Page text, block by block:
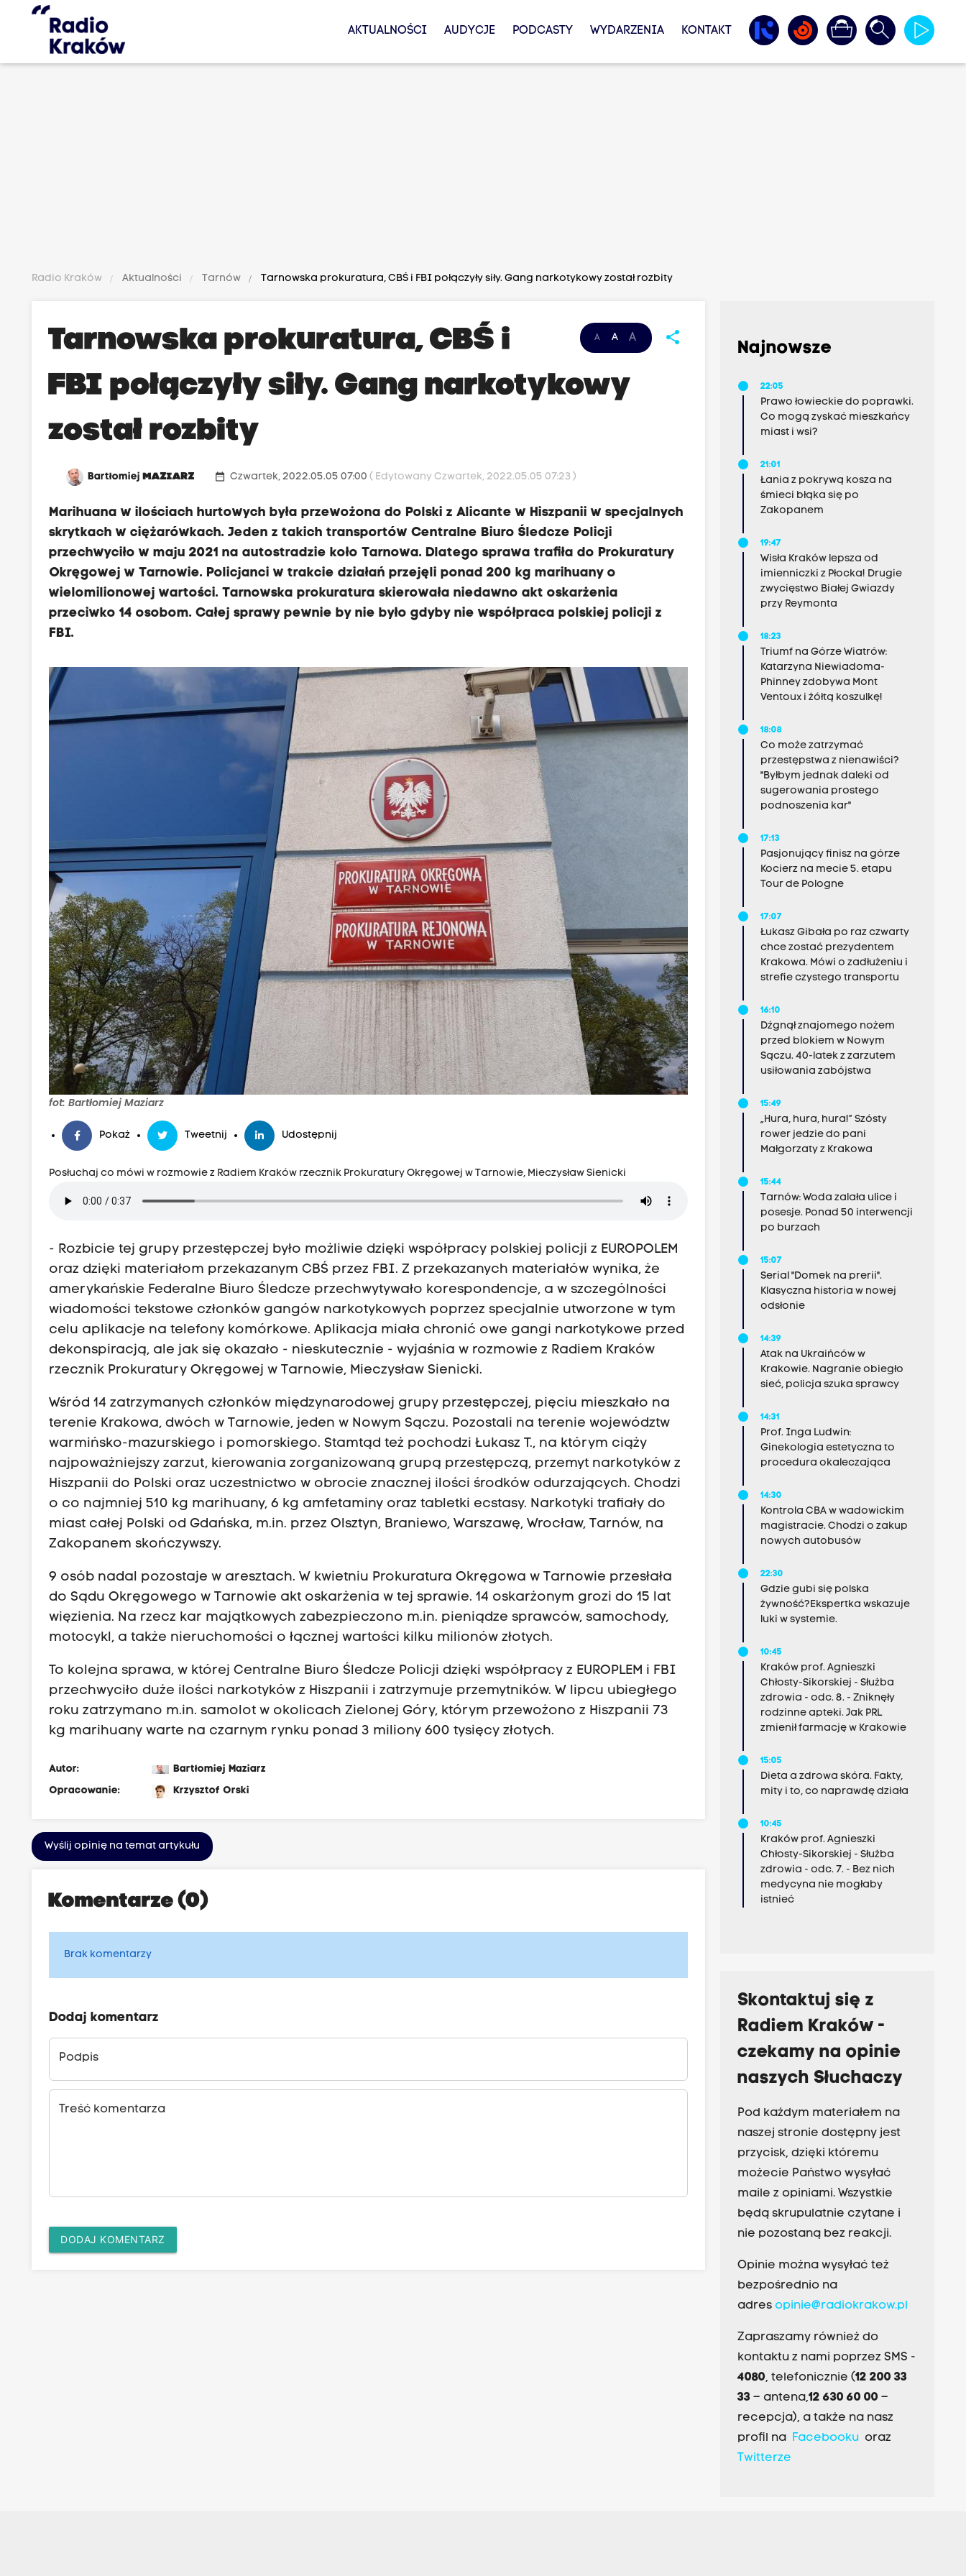
AKTUALNOŚCI AUDYCJE PODCASTY WYDARZENIA KONTAKT
Radio Kraków Aktualności Tarnów Tarnowska prokuratura, CBŚ i FBI połączyły siły. Gang narkotykowy został rozbity
A A A share
Tarnowska prokuratura, CBŚ i
FBI połączyły siły. Gang narkotykowy
został rozbity
BartłomiejMAZIARZ date_range Czwartek, 2022.05.05 07:00( Edytowany Czwartek, 2022.05.05 07:23 )
Marihuana w ilościach hurtowych była przewożona do Polski z Alicante w Hiszpanii w specjalnych
skrytkach w ciężarówkach. Jeden z takich transportów Centralne Biuro Śledcze Policji
przechwyciło w maju 2021 na autostradzie koło Tarnowa. Dlatego sprawa trafiła do Prokuratury
Okręgowej w Tarnowie. Policjanci w trakcie działań przejęli ponad 200 kg marihuany o
wielomilionowej wartości. Tarnowska prokuratura skierowała niedawno akt oskarżenia
przeciwko 14 osobom. Całej sprawy pewnie by nie było gdyby nie współpraca polskiej policji z
FBI.
fot: Bartłomiej Maziarz
Pokaż Tweetnij Udostępnij
Posłuchaj co mówi w rozmowie z Radiem Kraków rzecznik Prokuratury Okręgowej w Tarnowie, Mieczysław Sienicki
- Rozbicie tej grupy przestępczej było możliwie dzięki współpracy polskiej policji z EUROPOLEM
oraz dzięki materiałom przekazanym CBŚ przez FBI. Z przekazanych materiałów wynika, że
amerykańskie Federalne Biuro Śledcze przechwytywało korespondencje, a w szczególności
wiadomości tekstowe członków gangów narkotykowych poprzez specjalnie utworzone w tym
celu aplikacje na telefony komórkowe. Aplikacja miała chronić owe gangi narkotykowe przed
dekonspiracją, ale jak się okazało - nieskutecznie - wyjaśnia w rozmowie z Radiem Kraków
rzecznik Prokuratury Okręgowej w Tarnowie, Mieczysław Sienicki.
Wśród 14 zatrzymanych członków międzynarodowej grupy przestępczej, pięciu mieszkało na
terenie Krakowa, dwóch w Tarnowie, jeden w Nowym Sączu. Pozostali na terenie województw
warmińsko-mazurskiego i pomorskiego. Stamtąd też pochodzi Łukasz T., na którym ciąży
najpoważniejszy zarzut, kierowania zorganizowaną grupą przestępczą, przemyt narkotyków z
Hiszpanii do Polski oraz uczestnictwo w obrocie znacznej ilości środków odurzających. Chodzi
o co najmniej 510 kg marihuany, 6 kg amfetaminy oraz tabletki ecstasy. Narkotyki trafiały do
miast całej Polski od Gdańska, m.in. przez Olsztyn, Braniewo, Warszawę, Wrocław, Tarnów, na
Zakopanem skończywszy.
9 osób nadal pozostaje w aresztach. W kwietniu Prokuratura Okręgowa w Tarnowie przesłała
do Sądu Okręgowego w Tarnowie akt oskarżenia w tej sprawie. 14 oskarżonym grozi do 15 lat
więzienia. Na rzecz kar majątkowych zabezpieczono m.in. pieniądze sprawców, samochody,
motocykl, a także nieruchomości o łącznej wartości kilku milionów złotych.
To kolejna sprawa, w której Centralne Biuro Śledcze Policji dzięki współpracy z EUROPLEM i FBI
przechwyciło duże ilości narkotyków z Hiszpanii i zatrzymuje przemytników. W lipcu ubiegłego
roku zatrzymano m.in. samolot w okolicach Zielonej Góry, którym przewożono z Hiszpanii 73
kg marihuany warte na czarnym rynku ponad 3 miliony 600 tysięcy złotych.
Autor:
Bartłomiej Maziarz
Opracowanie:
Krzysztof Orski
Wyślij opinię na temat artykułu
Komentarze (0)
Brak komentarzy
Dodaj komentarz
Podpis
Treść komentarza
DODAJ KOMENTARZ
Najnowsze
22:05
Prawo łowieckie do poprawki.
Co mogą zyskać mieszkańcy
miast i wsi?
21:01
Łania z pokrywą kosza na
śmieci błąka się po
Zakopanem
19:47
Wisła Kraków lepsza od
imienniczki z Płocka! Drugie
zwycięstwo Białej Gwiazdy
przy Reymonta
18:23
Triumf na Górze Wiatrów:
Katarzyna Niewiadoma-
Phinney zdobywa Mont
Ventoux i żółtą koszulkę!
18:08
Co może zatrzymać
przestępstwa z nienawiści?
"Byłbym jednak daleki od
sugerowania prostego
podnoszenia kar"
17:13
Pasjonujący finisz na górze
Kocierz na mecie 5. etapu
Tour de Pologne
17:07
Łukasz Gibała po raz czwarty
chce zostać prezydentem
Krakowa. Mówi o zadłużeniu i
strefie czystego transportu
16:10
Dźgnął znajomego nożem
przed blokiem w Nowym
Sączu. 40-latek z zarzutem
usiłowania zabójstwa
15:49
„Hura, hura, hura!” Szósty
rower jedzie do pani
Małgorzaty z Krakowa
15:44
Tarnów: Woda zalała ulice i
posesje. Ponad 50 interwencji
po burzach
15:07
Serial "Domek na prerii".
Klasyczna historia w nowej
odsłonie
14:39
Atak na Ukraińców w
Krakowie. Nagranie obiegło
sieć, policja szuka sprawcy
14:31
Prof. Inga Ludwin:
Ginekologia estetyczna to
procedura okaleczająca
14:30
Kontrola CBA w wadowickim
magistracie. Chodzi o zakup
nowych autobusów
22:30
Gdzie gubi się polska
żywność?Ekspertka wskazuje
luki w systemie.
10:45
Kraków prof. Agnieszki
Chłosty-Sikorskiej - Służba
zdrowia - odc. 8. - Zniknęły
rodzinne apteki. Jak PRL
zmienił farmację w Krakowie
15:05
Dieta a zdrowa skóra. Fakty,
mity i to, co naprawdę działa
10:45
Kraków prof. Agnieszki
Chłosty-Sikorskiej - Służba
zdrowia - odc. 7. - Bez nich
medycyna nie mogłaby
istnieć
Skontaktuj się z
Radiem Kraków -
czekamy na opinie
naszych Słuchaczy
Pod każdym materiałem na
naszej stronie dostępny jest
przycisk, dzięki któremu
możecie Państwo wysyłać
maile z opiniami. Wszystkie
będą skrupulatnie czytane i
nie pozostaną bez reakcji.
Opinie można wysyłać też
bezpośrednio na
adres opinie@radiokrakow.pl
Zapraszamy również do
kontaktu z nami poprzez SMS -
4080, telefonicznie (12 200 33
33– antena,12 630 60 00 –
recepcja), a także na nasz
profil na Facebookuoraz
Twitterze